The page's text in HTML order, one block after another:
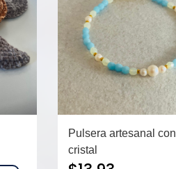
Pulsera artesanal con
cristal